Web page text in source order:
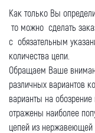
Как только Вы
то можно сделать
с обязательным
количества цепи.
Обращаем Ваше
различных вариантов
варианты на
отражены наиболее
цепей из нержавеющей